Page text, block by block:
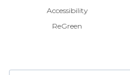
Accessibility
ReGreen